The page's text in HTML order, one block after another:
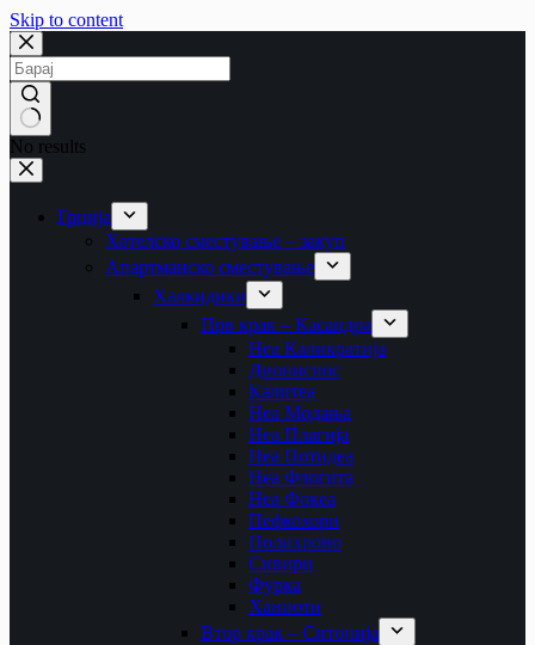
Skip to content
No results
Грција
Хотелско сместување – закуп
Апартманско сместување
Халкидики
Прв крак – Касандра
Неа Каликратија
Дионисиос
Калитеа
Неа Модања
Неа Плагија
Неа Потидеа
Неа Флогита
Неа Фокеа
Пефкохори
Полихроно
Сивири
Фурка
Ханиоти
Втор крак – Ситонија